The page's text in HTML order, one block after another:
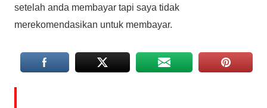
setelah anda membayar tapi saya tidak
merekomendasikan untuk membayar.